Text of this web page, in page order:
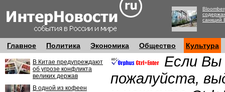
санкций
Главное Политика Экономика Общество Культура
В Китае предупреждают
об угрозе конфликта
великих держав
В одной из кофеен
Если Вы
пожалуйста,